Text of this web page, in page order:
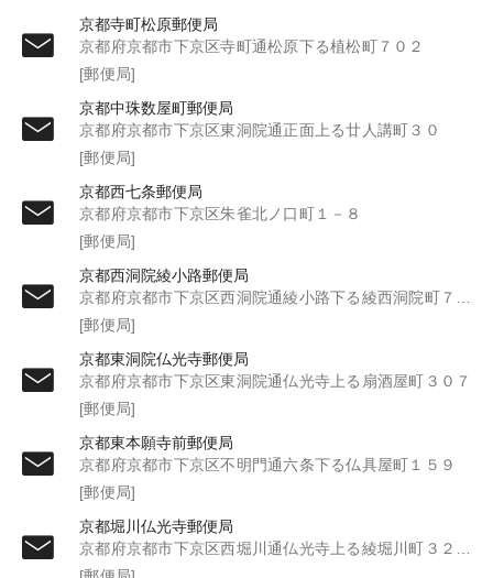
京都寺町松原郵便局
京都府京都市下京区寺町通松原下る植松町７０２
[郵便局]
京都中珠数屋町郵便局
京都府京都市下京区東洞院通正面上る廿人講町３０
[郵便局]
京都西七条郵便局
京都府京都市下京区朱雀北ノ口町１－８
[郵便局]
京都西洞院綾小路郵便局
京都府京都市下京区西洞院通綾小路下る綾西洞院町７３９－１
[郵便局]
京都東洞院仏光寺郵便局
京都府京都市下京区東洞院通仏光寺上る扇酒屋町３０７
[郵便局]
京都東本願寺前郵便局
京都府京都市下京区不明門通六条下る仏具屋町１５９
[郵便局]
京都堀川仏光寺郵便局
京都府京都市下京区西堀川通仏光寺上る綾堀川町３２０－３